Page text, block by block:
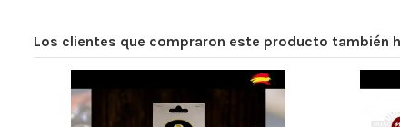
Los clientes que compraron este producto también